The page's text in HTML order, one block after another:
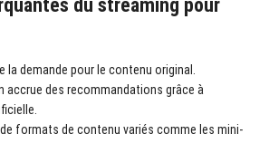
du streaming pour
la demande pour le contenu original.
accrue des recommandations grâce à
formats de contenu variés comme les mini-